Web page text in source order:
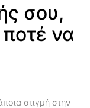
σου,
να
στιγμή στην